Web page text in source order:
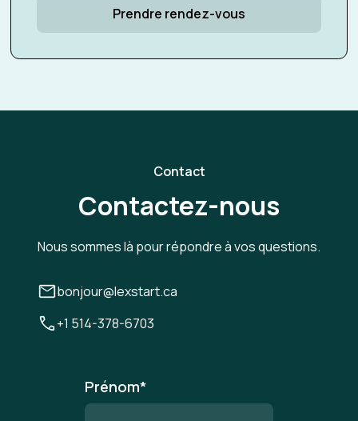
Prendre rendez-vous
Contact
Contactez-nous
Nous sommes là pour répondre à vos questions.
bonjour@lexstart.ca
+1 514-378-6703
Prénom*